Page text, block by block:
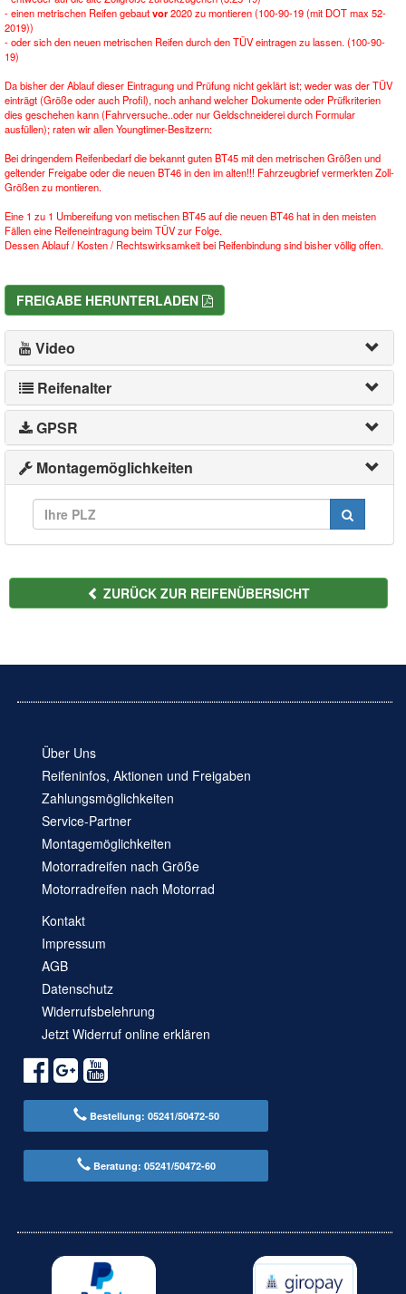
- einen metrischen Reifen gebautvor2020 zu montieren (100-90-19 (mit DOT max 52-
2019))
- oder sich den neuen metrischen Reifen durch den TÜV eintragen zu lassen. (100-90-
19)
Da bisher der Ablauf dieser Eintragung und Prüfung nicht geklärt ist; weder was der TÜV
einträgt (Größe oder auch Profil), noch anhand welcher Dokumente oder Prüfkriterien
dies geschehen kann (Fahrversuche..oder nur Geldschneiderei durch Formular
ausfüllen); raten wir allen Youngtimer-Besitzern:
Bei dringendem Reifenbedarf die bekannt guten BT45 mit den metrischen Größen und
geltender Freigabe oder die neuen BT46 in den im alten!!! Fahrzeugbrief vermerkten Zoll-
Größen zu montieren.
Eine 1 zu 1 Umbereifung von metischen BT45 auf die neuen BT46 hat in den meisten
Fällen eine Reifeneintragung beim TÜV zur Folge.
Dessen Ablauf / Kosten / Rechtswirksamkeit bei Reifenbindung sind bisher völlig offen.
FREIGABE HERUNTERLADEN
Video
Reifenalter
GPSR
Montagemöglichkeiten
ZURÜCK ZUR REIFENÜBERSICHT
Über Uns
Reifeninfos, Aktionen und Freigaben
Zahlungsmöglichkeiten
Service-Partner
Montagemöglichkeiten
Motorradreifen nach Größe
Motorradreifen nach Motorrad
Kontakt
Impressum
AGB
Datenschutz
Widerrufsbelehrung
Jetzt Widerruf online erklären
Bestellung: 05241/50472-50
Beratung: 05241/50472-60